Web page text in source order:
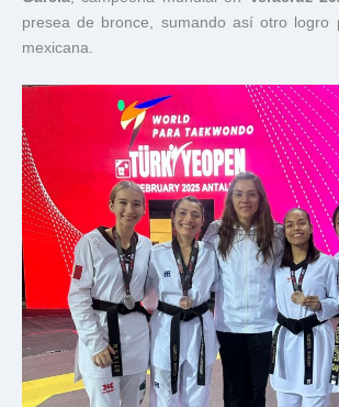
presea de bronce, sumando así otro logro
mexicana.